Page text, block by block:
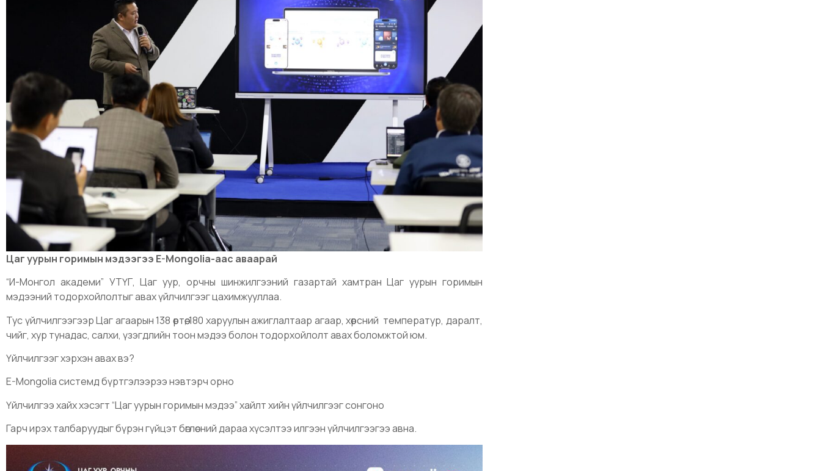
Цаг уурын горимын мэдээгээ E-Mongolia-аас аваарай
“И-Монгол академи” УТҮГ, Цаг уур, орчны шинжилгээний газартай хамтран Цаг уурын горимын
мэдээний тодорхойлолтыг авах үйлчилгээг цахимжууллаа.
Тус үйлчилгээгээр Цаг агаарын 138 өртөө, 180 харуулын ажиглалтаар агаар, хөрсний температур, даралт,
чийг, хур тунадас, салхи, үзэгдлийн тоон мэдээ болон тодорхойлолт авах боломжтой юм.
Үйлчилгээг хэрхэн авах вэ?
E-Mongolia системд бүртгэлээрээ нэвтэрч орно
Үйлчилгээ хайх хэсэгт “Цаг уурын горимын мэдээ” хайлт хийн үйлчилгээг сонгоно
Гарч ирэх талбаруудыг бүрэн гүйцэт бөглөсний дараа хүсэлтээ илгээн үйлчилгээгээ авна.